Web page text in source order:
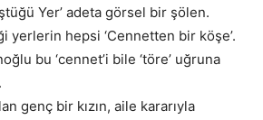
Yer’ adeta görsel bir şölen.
yerlerin hepsi ‘Cennetten bir köşe’.
bu ‘cennet’i bile ‘töre’ uğruna
genç bir kızın, aile kararıyla